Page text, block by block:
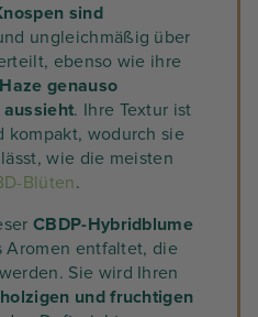
sind
ungleichmäßig über
ebenso wie ihre
genauso
. Ihre Textur ist
kompakt, wodurch sie
wie die meisten
Blüten.
CBDP-Hybridblume
Aromen entfaltet, die
Sie wird Ihren
holzigen und fruchtigen